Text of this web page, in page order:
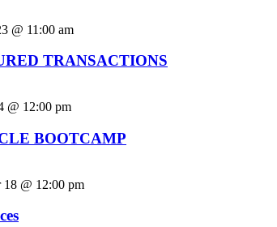
@ 11:00 am
TRANSACTIONS
@ 12:00 pm
BOOTCAMP
18 @ 12:00 pm